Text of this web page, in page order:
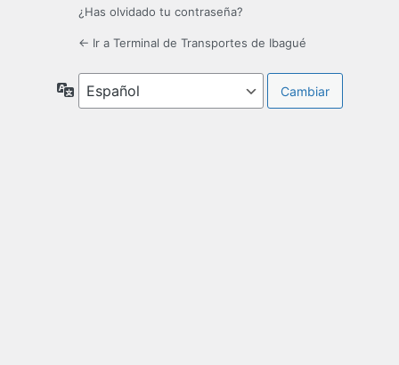
¿Has olvidado tu contraseña?
← Ir a Terminal de Transportes de Ibagué
Idioma